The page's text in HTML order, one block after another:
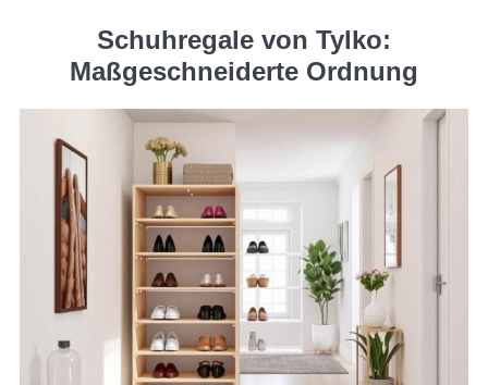
Schuhregale von Tylko:
Maßgeschneiderte Ordnung